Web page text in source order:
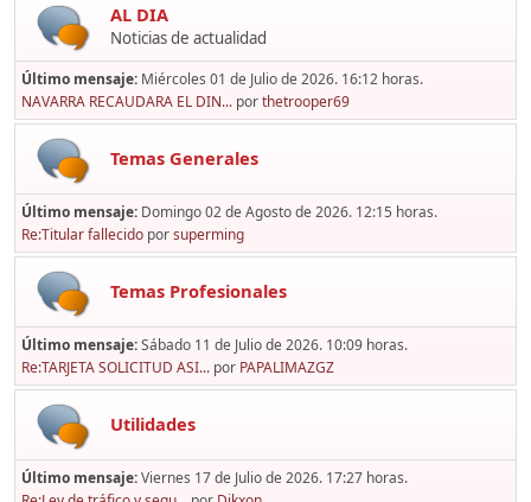
AL DIA
Noticias de actualidad
Último mensaje: Miércoles 01 de Julio de 2026. 16:12 horas.
NAVARRA RECAUDARA EL DIN... porthetrooper69
Temas Generales
Último mensaje: Domingo 02 de Agosto de 2026. 12:15 horas.
Re:Titular fallecido porsuperming
Temas Profesionales
Último mensaje:Sábado 11 de Julio de 2026. 10:09 horas.
Re:TARJETA SOLICITUD ASI... por PAPALIMAZGZ
Utilidades
Último mensaje:Viernes 17 de Julio de 2026. 17:27 horas.